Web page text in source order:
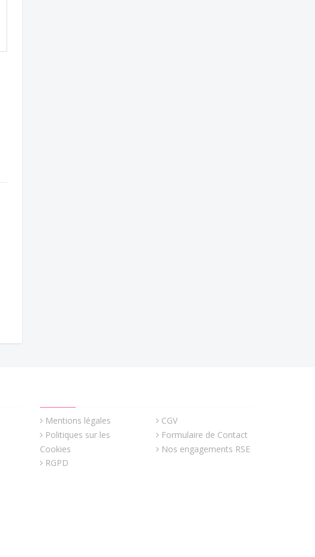
Mentions légales
Politiques sur les
Cookies
RGPD
CGV
Formulaire de Contact
Nos engagements RSE